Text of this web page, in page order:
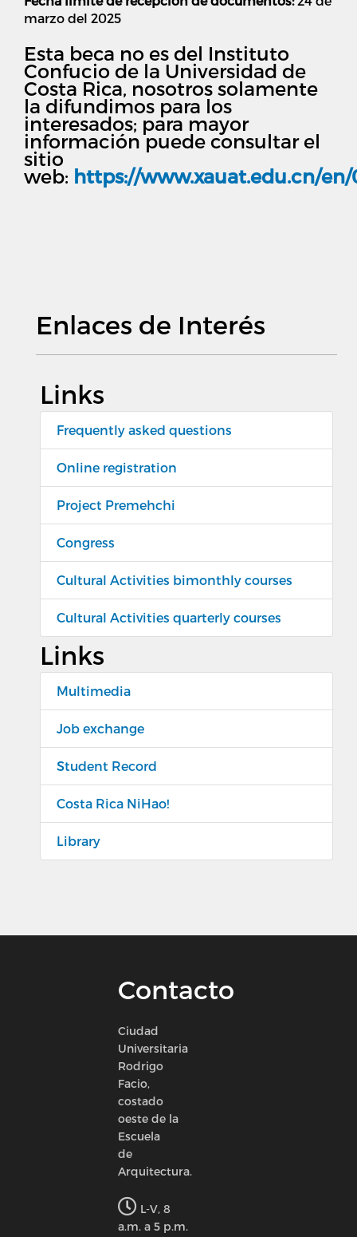
marzo del 2025
Esta beca no es del Instituto
Confucio de la Universidad de
Costa Rica, nosotros solamente
la difundimos para los
interesados; para mayor
información puede consultar el
sitio
web: https://www.xauat.edu.cn/en/
Enlaces de Interés
Links
Frequently asked questions
Online registration
Project Premehchi
Congress
Cultural Activities bimonthly courses
Cultural Activities quarterly courses
Links
Multimedia
Job exchange
Student Record
Costa Rica NiHao!
Library
Contacto
Ciudad
Universitaria
Rodrigo
Facio,
costado
oeste de la
Escuela
de
Arquitectura.
L-V, 8
a.m. a 5 p.m.